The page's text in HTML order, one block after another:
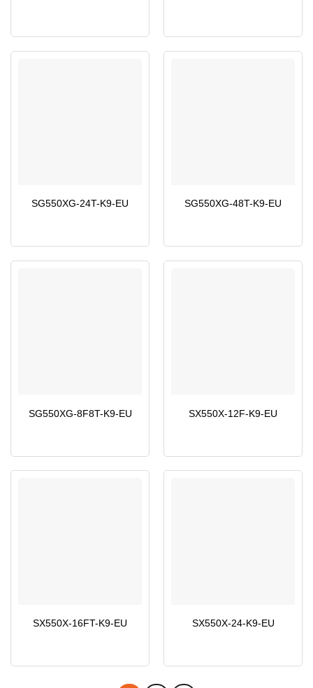
SG550XG-24T-K9-EU SG550XG-48T-K9-EU
SG550XG-8F8T-K9-EU SX550X-12F-K9-EU
SX550X-16FT-K9-EU SX550X-24-K9-EU